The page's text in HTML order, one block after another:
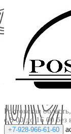
Ростовская
с 8 00 до 16 00 без
+7-928-966-61-60